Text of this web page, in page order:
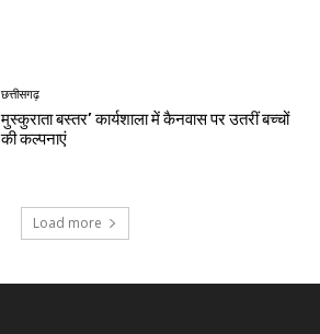
छत्तीसगढ़
मुस्कुराता बस्तर’ कार्यशाला में कैनवास पर उतरीं बच्चों
की कल्पनाएं
Load more